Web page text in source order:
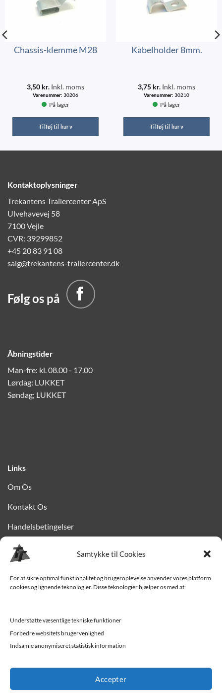
Samtykke til Cookies
For at sikre optimal funktionalitet og brugeroplevelse anvender vores platform
cookies og lignende teknologier. Disse teknologier hjælper os med at:
Understøtte væsentlige tekniske funktioner
Forbedre websitets brugervenlighed
Indsamle anonymiseret statistisk information
Accepter
Chassis-klemme M28
3,50 kr. Inkl. moms
Varenummer: 30206
På lager
Tilføj til kurv
Kabelholder 8mm.
3,75 kr. Inkl. moms
Varenummer: 30210
På lager
Tilføj til kurv
Kontaktoplysninger
Trekantens Trailercenter ApS
Ulvehavevej 58
7100 Vejle
CVR: 39299852
+45 20 83 91 08
salg@trekantens-trailercenter.dk
Følg os på
Åbningstider
Man-fre: kl. 08.00 - 17.00
Lørdag: LUKKET
Søndag; LUKKET
Links
Om Os
Kontakt Os
Handelsbetingelser
Privatlivspolitik
Levering til Sjælland
Trailer-hjælp og FAQ
Værksted